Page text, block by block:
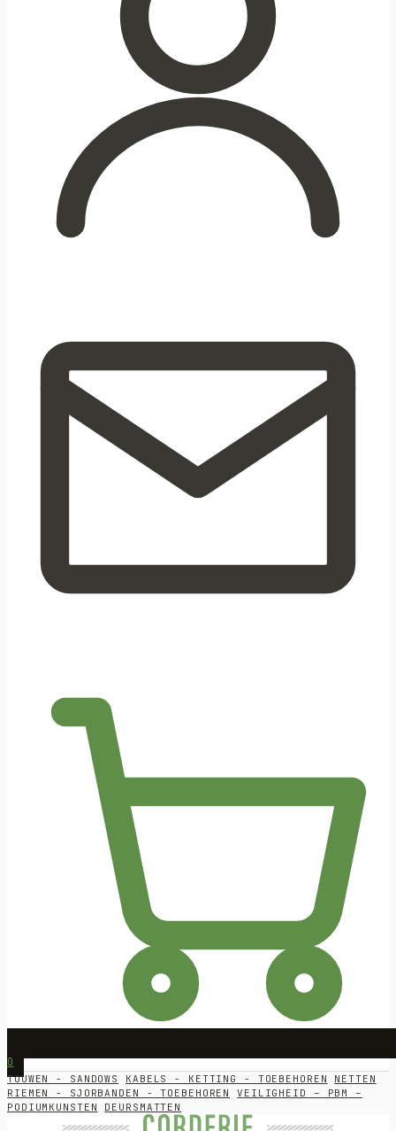
0
TOUWEN - SANDOWS KABELS - KETTING - TOEBEHOREN
NETTEN
RIEMEN - SJORBANDEN - TOEBEHOREN
VEILIGHEID – PBM –
PODIUMKUNSTEN
DEURSMATTEN